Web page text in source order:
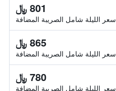
801 ﷼
سعر الليلة شامل الصريبة المضافة
865 ﷼
سعر الليلة شامل الصريبة المضافة
780 ﷼
سعر الليلة شامل الصريبة المضافة